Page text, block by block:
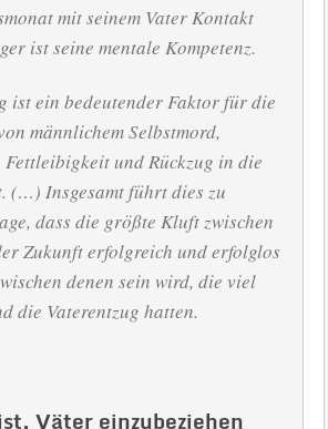
mit seinem Vater Kontakt
ist seine mentale Kompetenz.
ist ein bedeutender Faktor für die
männlichem Selbstmord,
Fettleibigkeit und Rückzug in die
(…) Insgesamt führt dies zu
dass die größte Kluft zwischen
Zukunft erfolgreich und erfolglos
denen sein wird, die viel
die Vaterentzug hatten.
Väter einzubeziehen